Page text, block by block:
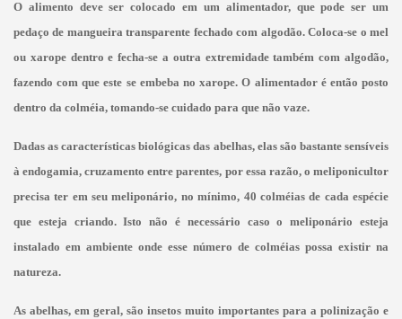
O alimento deve ser colocado em um alimentador, que pode ser um
pedaço de mangueira transparente fechado com algodão. Coloca-se o mel
ou xarope dentro e fecha-se a outra extremidade também com algodão,
fazendo com que este se embeba no xarope. O alimentador é então posto
dentro da colméia, tomando-se cuidado para que não vaze.
Dadas as características biológicas das abelhas, elas são bastante sensíveis
à endogamia, cruzamento entre parentes, por essa razão, o meliponicultor
precisa ter em seu meliponário, no mínimo, 40 colméias de cada espécie
que esteja criando. Isto não é necessário caso o meliponário esteja
instalado em ambiente onde esse número de colméias possa existir na
natureza.
As abelhas, em geral, são insetos muito importantes para a polinização e